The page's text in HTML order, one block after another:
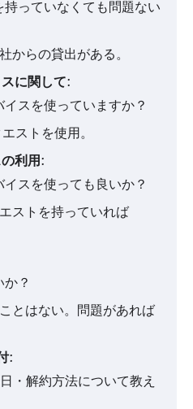
っていなくても問題ない
からの貸出がある。
に関して:
スを使っていますか？
ストを使用。
利用:
スを使っても良いか？
ストを持っていれば
？
とはない。問題があれば
:
・解約方法について教え